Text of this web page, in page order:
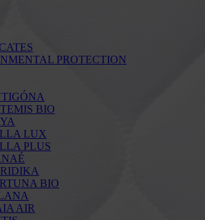
PROTECTION
BIO
LUX
PLUS
BIO
AIR